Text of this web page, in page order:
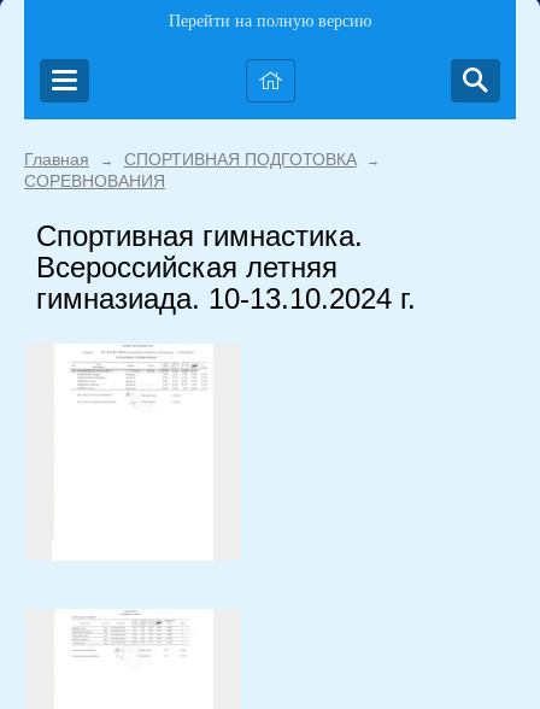
Перейти на полную версию
Главная → СПОРТИВНАЯ ПОДГОТОВКА →
СОРЕВНОВАНИЯ
Спортивная гимнастика.
Всероссийская летняя
гимназиада. 10-13.10.2024 г.